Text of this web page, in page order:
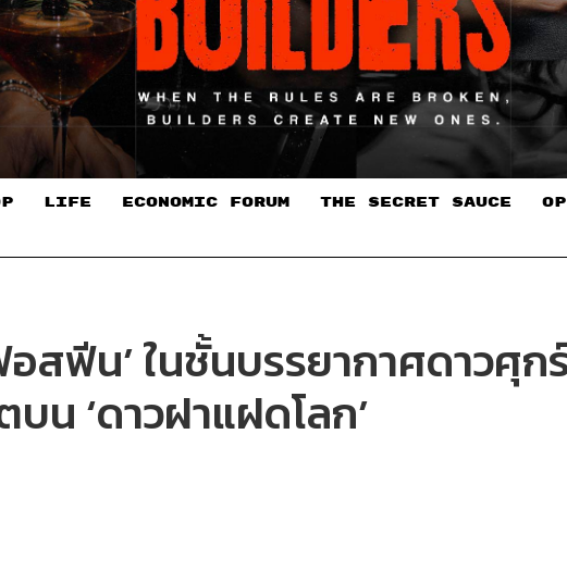
LIFE ECONOMIC FORUM THE SECRET SAUCE​
อสฟีน’ ในชั้นบรรยากาศดาว
น ‘ดาวฝาแฝดโลก’